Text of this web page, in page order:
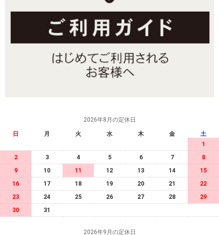
2026年8月の定休日
日 月 火 水 木 金
土
1
2
3 4 5 6 7
8
9
10 11 12 13 14
15
16
17 18 19 20 21
22
23
24 25 26 27 28
29
30
31
2026年9月の定休日